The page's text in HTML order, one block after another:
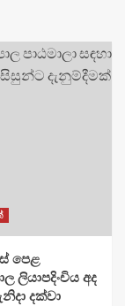
පෙළ
ලියාපදිංචිය අද
දක්වා